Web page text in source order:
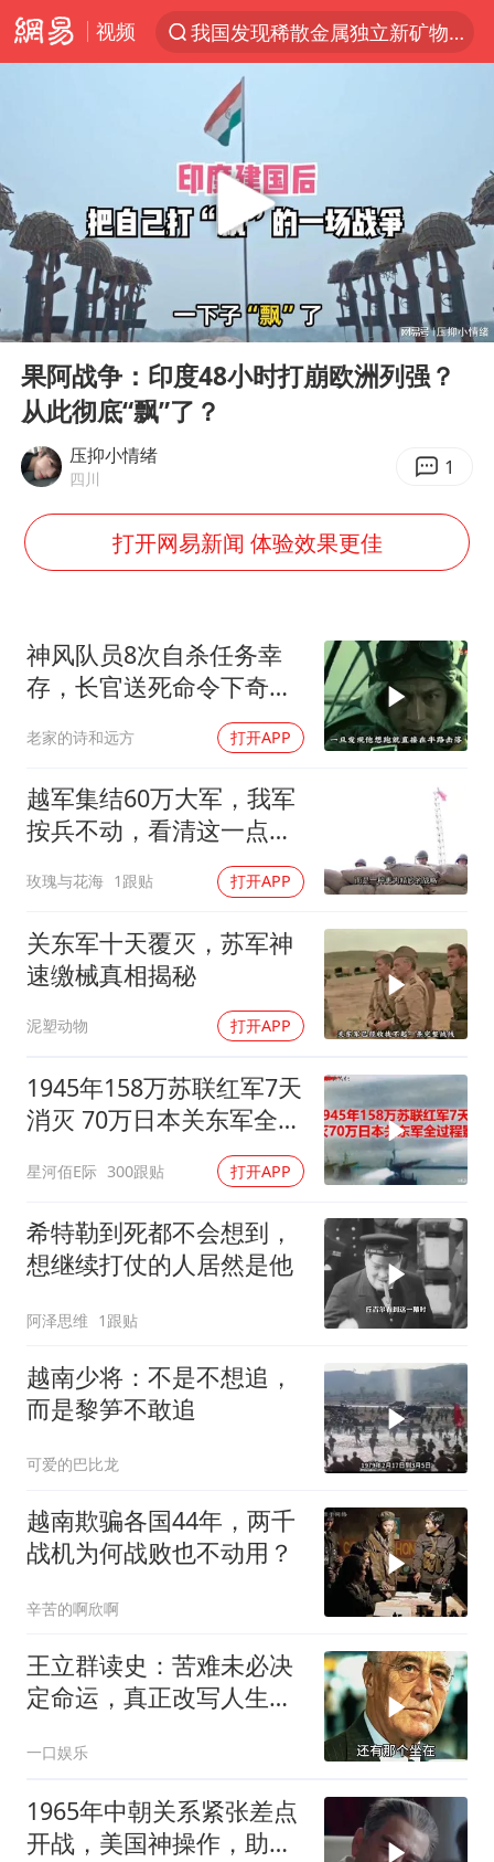
视频
我国发现稀散金属独立新矿物——乌斯河锗矿
部分银行上调存款利率
小沈阳加盟《披荆斩棘》
朱一龙的鼻子怎么了
上海暴雨已致多处积水
三预警齐发 11个省份有大到暴雨
上海地铁4条线路全线停运
上海鼓励居家办公
4.2平卫生间补漏注胶花1.55万
科创50指数跌幅扩大至2%
白海豚路径图
56岁刘奕君跟13岁女儿合跳
大疆错失宇树
Play
00:00 06:48
果阿战争：印度48小时打崩欧洲列强？
从此彻底“飘”了？
压抑小情绪
四川 1
打开网易新闻 体验效果更佳
神风队员8次自杀任务幸
存，长官送死命令下奇迹
老家的诗和远方 打开APP
越军集结60万大军，我军
按兵不动，看清这一点便
玫瑰与花海 1跟贴 打开APP
关东军十天覆灭，苏军神
速缴械真相揭秘
泥塑动物 打开APP
1945年158万苏联红军7天
消灭 70万日本关东军全过
星河佰E际 300跟贴 打开APP
希特勒到死都不会想到，
想继续打仗的人居然是他
阿泽思维 1跟贴
越南少将：不是不想追，
而是黎笋不敢追
可爱的巴比龙
越南欺骗各国44年，两千
战机为何战败也不动用？
辛苦的啊欣啊
王立群读史：苦难未必决
定命运，真正改写人生的
一口娱乐
1965年中朝关系紧张差点
开战，美国神操作，助两